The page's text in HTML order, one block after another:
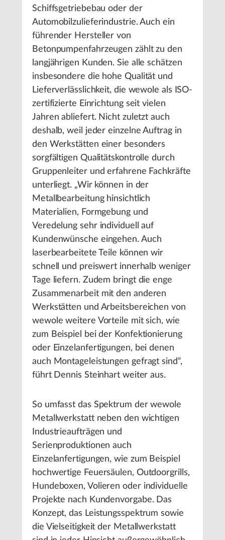
Schiffsgetriebebau oder der
Automobilzulieferindustrie. Auch ein
führender Hersteller von
Betonpumpenfahrzeugen zählt zu den
langjährigen Kunden. Sie alle schätzen
insbesondere die hohe Qualität und
Lieferverlässlichkeit, die wewole als ISO-
zertifizierte Einrichtung seit vielen
Jahren abliefert. Nicht zuletzt auch
deshalb, weil jeder einzelne Auftrag in
den Werkstätten einer besonders
sorgfältigen Qualitätskontrolle durch
Gruppenleiter und erfahrene Fachkräfte
unterliegt. „Wir können in der
Metallbearbeitung hinsichtlich
Materialien, Formgebung und
Veredelung sehr individuell auf
Kundenwünsche eingehen. Auch
laserbearbeitete Teile können wir
schnell und preiswert innerhalb weniger
Tage liefern. Zudem bringt die enge
Zusammenarbeit mit den anderen
Werkstätten und Arbeitsbereichen von
wewole weitere Vorteile mit sich, wie
zum Beispiel bei der Konfektionierung
oder Einzelanfertigungen, bei denen
auch Montageleistungen gefragt sind“,
führt Dennis Steinhart weiter aus.
So umfasst das Spektrum der wewole
Metallwerkstatt neben den wichtigen
Industrieaufträgen und
Serienproduktionen auch
Einzelanfertigungen, wie zum Beispiel
hochwertige Feuersäulen, Outdoorgrills,
Hundeboxen, Volieren oder individuelle
Projekte nach Kundenvorgabe. Das
Konzept, das Leistungsspektrum sowie
die Vielseitigkeit der Metallwerkstatt